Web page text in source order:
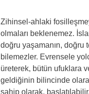
Zihinsel-ahlaki
olmaları beklenemez.
doğru yaşamanın, doğru
bilemezler. Evrensele
üreterek, bütün ufuklara
geldiğinin bilincinde
sahip olarak,